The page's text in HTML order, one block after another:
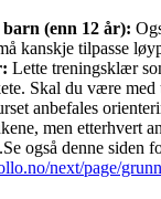
(enn 12 år):
kanskje tilpasse
Lette treningsklær
Skal du være med
anbefales
men etterhvert
også denne siden
next/page/